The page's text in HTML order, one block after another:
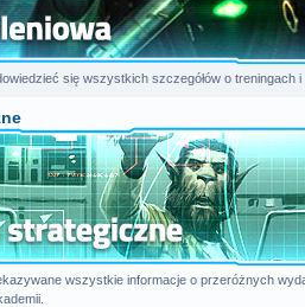
się wszystkich szczegółów o treningach
wszystkie informacje o przeróżnych